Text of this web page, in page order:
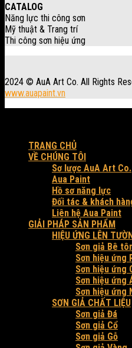
CATALOG
Năng lực thi công sơn
Mỹ thuật & Trang trí
Thi công sơn hiệu ứng
2024 © AuA Art Co. All Rights
www.auapaint.vn
TRANG CHỦ
VỀ CHÚNG TÔI
Sơ lược AuA Art Co.
Aua Paint
Hồ sơ năng lực
Đối tác & khách
Liên hệ Aua Paint
GIẢI PHÁP SẢN PHẨM
HIỆU ỨNG LÊN
Sơn giả Bê
Sơn hiệu ứng
Sơn hiệu ứng
Sơn hiệu ứng
Sơn hiệu ứng
SƠN GIẢ CHẤT LIỆU
Sơn giả Đá
Sơn giả Cổ
Sơn giả Gỗ